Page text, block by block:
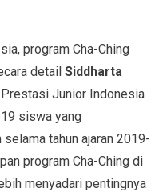
program Cha-Ching
detail Siddharta
Junior Indonesia
siswa yang
tahun ajaran 2019-
program Cha-Ching di
menyadari pentingnya